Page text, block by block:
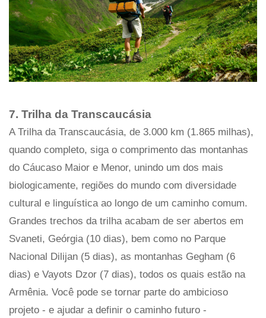
7. Trilha da Transcaucásia
A Trilha da Transcaucásia, de 3.000 km (1.865 milhas),
quando completo, siga o comprimento das montanhas
do Cáucaso Maior e Menor, unindo um dos mais
biologicamente, regiões do mundo com diversidade
cultural e linguística ao longo de um caminho comum.
Grandes trechos da trilha acabam de ser abertos em
Svaneti, Geórgia (10 dias), bem como no Parque
Nacional Dilijan (5 dias), as montanhas Gegham (6
dias) e Vayots Dzor (7 dias), todos os quais estão na
Armênia. Você pode se tornar parte do ambicioso
projeto - e ajudar a definir o caminho futuro -